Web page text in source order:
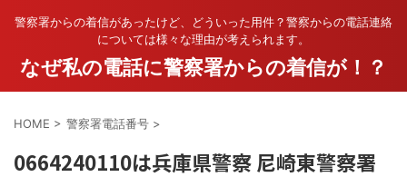
警察署からの着信があったけど、どういった用件？警察からの電話連絡
については様々な理由が考えられます。
なぜ私の電話に警察署からの着信が！？
HOME > 警察署電話番号 >
0664240110は兵庫県警察 尼崎東警察署